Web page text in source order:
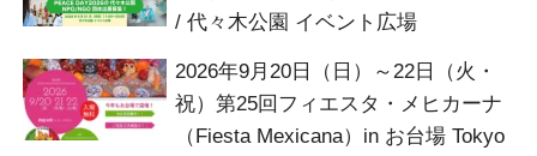
/ 代々木公園 イベント広場
2026年9月20日（日）～22日（火・
祝）第25回フィエスタ・メヒカーナ
（Fiesta Mexicana）in お台場 Tokyo